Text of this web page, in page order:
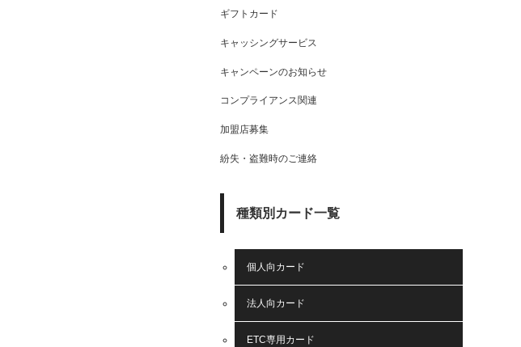
ギフトカード
キャッシングサービス
キャンペーンのお知らせ
コンプライアンス関連
加盟店募集
紛失・盗難時のご連絡
種類別カード一覧
個人向カード
法人向カード
ETC専用カード